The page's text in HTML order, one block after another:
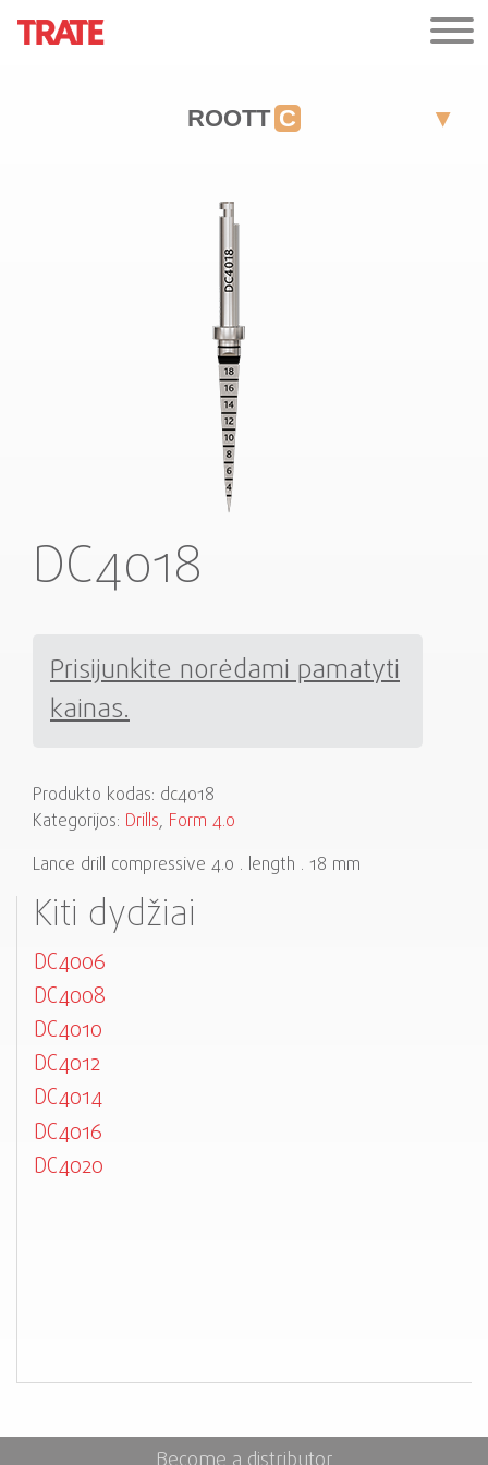
ROOTT C
DC4018
Prisijunkite norėdami pamatyti
kainas.
Produkto kodas: dc4018
Kategorijos: Drills, Form 4.0
Lance drill compressive 4.0 . length . 18 mm
Kiti dydžiai
DC4006
DC4008
DC4010
DC4012
DC4014
DC4016
DC4020